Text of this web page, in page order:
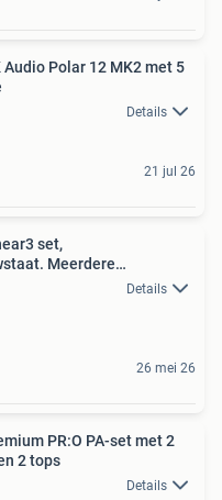
Audio Polar 12 MK2 met 5
Details
21 jul 26
set,
Meerdere
Details
26 mei 26
PR:O PA-set met 2
2 tops
Details